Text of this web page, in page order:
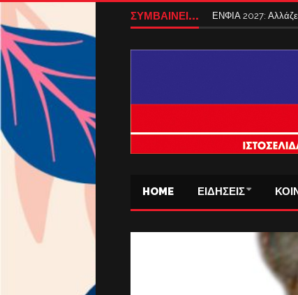
ΣΥΜΒΑΙΝΕΙ... ΕΝΦΙΑ 2027:
HOME ΕΙΔΗΣΕΙΣ